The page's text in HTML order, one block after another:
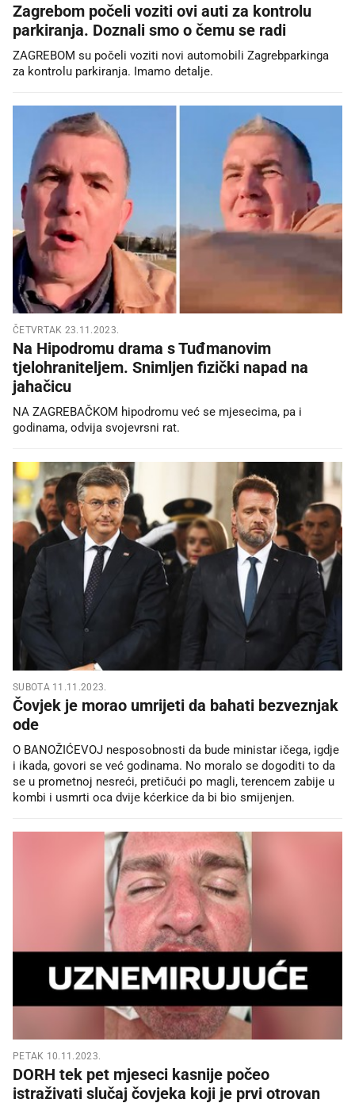
Zagrebom počeli voziti ovi auti za kontrolu
parkiranja. Doznali smo o čemu se radi
ZAGREBOM su počeli voziti novi automobili Zagrebparkinga
za kontrolu parkiranja. Imamo detalje.
ČETVRTAK 23.11.2023.
Na Hipodromu drama s Tuđmanovim
tjelohraniteljem. Snimljen fizički napad na
jahačicu
NA ZAGREBAČKOM hipodromu već se mjesecima, pa i
godinama, odvija svojevrsni rat.
SUBOTA 11.11.2023.
Čovjek je morao umrijeti da bahati bezveznjak
ode
O BANOŽIĆEVOJ nesposobnosti da bude ministar ičega, igdje
i ikada, govori se već godinama. No moralo se dogoditi to da
se u prometnoj nesreći, pretičući po magli, terencem zabije u
kombi i usmrti oca dvije kćerkice da bi bio smijenjen.
PETAK 10.11.2023.
DORH tek pet mjeseci kasnije počeo
istraživati slučaj čovjeka koji je prvi otrovan